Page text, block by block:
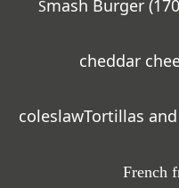
Smash Burger (170
cheddar
coleslawTortillas and
French